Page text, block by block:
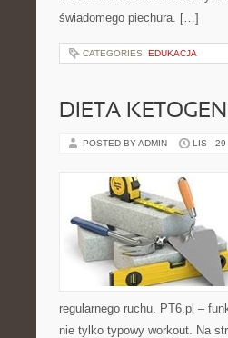
świadomego piechura. […]
CATEGORIES: EDUKACJA
DIETA
POSTED BY ADMIN LIS - 29
regularnego ruchu. PT6.pl –
nie tylko typowy workout. Na